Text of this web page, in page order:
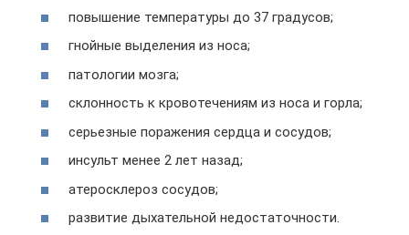
повышение температуры до 37 градусов;
гнойные выделения из носа;
патологии мозга;
склонность к кровотечениям из носа и горла;
серьезные поражения сердца и сосудов;
инсульт менее 2 лет назад;
атеросклероз сосудов;
развитие дыхательной недостаточности.